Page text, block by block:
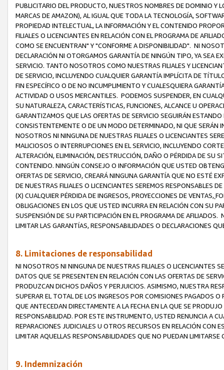
PUBLICITARIO DEL PRODUCTO, NUESTROS NOMBRES DE DOMINIO Y
MARCAS DE AMAZON), AL IGUAL QUE TODA LA TECNOLOGÍA,
PROPIEDAD INTELECTUAL, LA INFORMACIÓN Y EL CONTENIDO
FILIALES O LICENCIANTES EN RELACIÓN CON EL PROGRAMA DE
COMO SE ENCUENTRAN" Y "CONFORME A DISPONIBILIDAD". NI
DECLARACIÓN NI OTORGAMOS GARANTÍA DE NINGÚN TIPO, YA SEA
SERVICIO. TANTO NOSOTROS COMO NUESTRAS FILIALES Y
DE SERVICIO, INCLUYENDO CUALQUIER GARANTÍA IMPLÍCITA DE
FIN ESPECÍFICO O DE NO INCUMPLIMIENTO Y CUALESQUIERA
ACTIVIDAD O USOS MERCANTILES. PODEMOS SUSPENDER, EN
SU NATURALEZA, CARACTERÍSTICAS, FUNCIONES, ALCANCE U
GARANTIZAMOS QUE LAS OFERTAS DE SERVICIO SEGUIRÁN
CONSISTENTEMENTE O DE UN MODO DETERMINADO, NI QUE SERÁN
NOSOTROS NI NINGUNA DE NUESTRAS FILIALES O LICENCIANTES
MALICIOSOS O INTERRUPCIONES EN EL SERVICIO, INCLUYENDO
ALTERACIÓN, ELIMINACIÓN, DESTRUCCIÓN, DAÑO O PÉRDIDA DE SU
CONTENIDO. NINGÚN CONSEJO O INFORMACIÓN QUE USTED
OFERTAS DE SERVICIO, CREARÁ NINGUNA GARANTÍA QUE NO ESTÉ
DE NUESTRAS FILIALES O LICENCIANTES SEREMOS RESPONSABLES
(X) CUALQUIER PÉRDIDA DE INGRESOS, PROYECCIONES DE VENTAS,
OBLIGACIONES EN LOS QUE USTED INCURRA EN RELACIÓN CON SU
SUSPENSIÓN DE SU PARTICIPACIÓN EN EL PROGRAMA DE
LIMITAR LAS GARANTÍAS, RESPONSABILIDADES O DECLARACIONES
8. Limitaciones de responsabilidad
NI NOSOTROS NI NINGUNA DE NUESTRAS FILIALES O LICENCIANTES
DATOS QUE SE PRESENTEN EN RELACIÓN CON LAS OFERTAS DE
PRODUZCAN DICHOS DAÑOS Y PERJUICIOS. ASIMISMO, NUESTRA
SUPERAR EL TOTAL DE LOS INGRESOS POR COMISIONES PAGADOS
QUE ANTECEDAN DIRECTAMENTE A LA FECHA EN LA QUE SE
RESPONSABILIDAD. POR ESTE INSTRUMENTO, USTED RENUNCIA A
REPARACIONES JUDICIALES U OTROS RECURSOS EN RELACIÓN CON
LIMITAR AQUELLAS RESPONSABILIDADES QUE NO PUEDAN LIMITARSE
9. Indemnización